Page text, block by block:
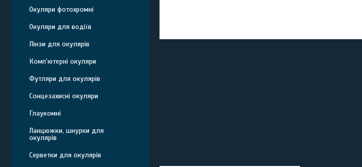
Окуляри фотохромні
Окуляри для водіїв
Лінзи для окулярів
Комп'ютерні окуляри
Футляри для окулярів
Сонцезахисні окуляри
Глаукомні
Ланцюжки, шнурки для
окулярів
Серветки для окулярів